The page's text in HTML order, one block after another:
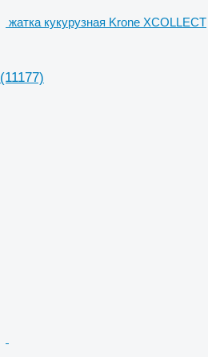
жатка кукурузная Krone XCOLLECT
(11177)